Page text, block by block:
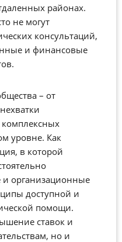
районах.
не могут
консультаций,
и финансовые
– от
уровне. Как
в которой
и организационные
доступной и
помощи.
ставок и
но и